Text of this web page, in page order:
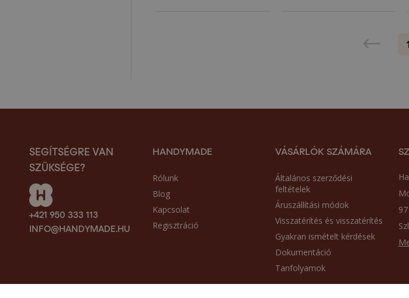
SEGÍTSÉGRE VAN
SZÜKSÉGE?
+421 950 333 113
INFO@HANDYMADE.HU
HANDYMADE
Rólunk
Blog
Kapcsolat
Regisztráció
VÁSÁRLÓK SZÁMÁRA
Általános szerződési
feltételek
Áruszállítási módok
Visszatérítés és visszatérítés
Gyakran ismételt kérdések
Dokumentáció
Tanfolyamok